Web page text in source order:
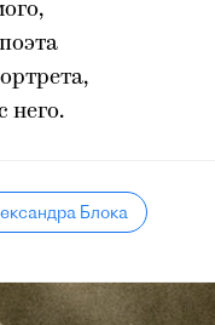
него.
Блока